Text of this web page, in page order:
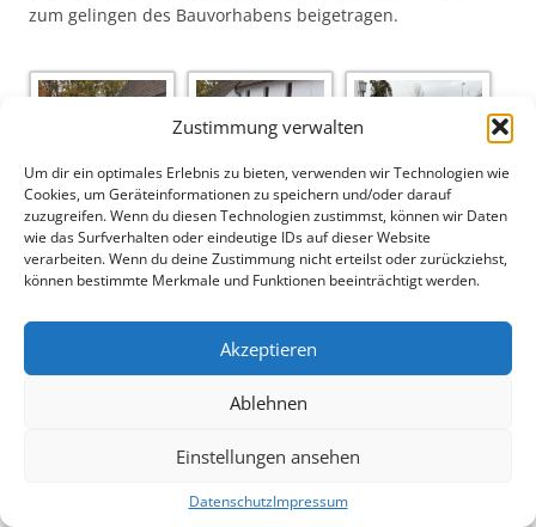
Zustimmung verwalten
Um dir ein optimales Erlebnis zu bieten, verwenden wir Technologien wie
Cookies, um Geräteinformationen zu speichern und/oder darauf
zuzugreifen. Wenn du diesen Technologien zustimmst, können wir Daten
wie das Surfverhalten oder eindeutige IDs auf dieser Website
verarbeiten. Wenn du deine Zustimmung nicht erteilst oder zurückziehst,
können bestimmte Merkmale und Funktionen beeinträchtigt werden.
Akzeptieren
Ablehnen
Einstellungen ansehen
DatenschutzImpressum
zum gelingen des Bauvorhabens beigetragen.